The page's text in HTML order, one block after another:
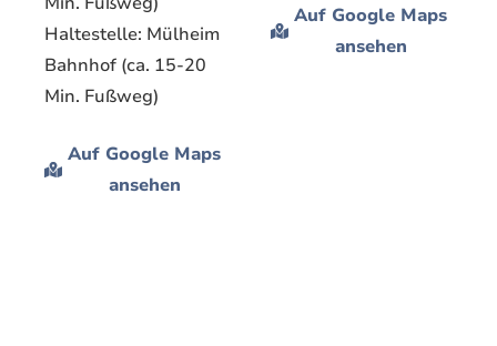
Haltestelle: Mülheim
Bahnhof (ca. 15-20
Min. Fußweg)
Auf Google Maps
ansehen
Auf Google Maps
ansehen